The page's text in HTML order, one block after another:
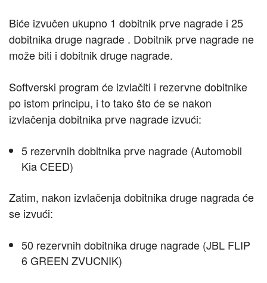
Biće izvučen ukupno 1 dobitnik prve nagrade i 25
dobitnika druge nagrade . Dobitnik prve nagrade ne
može biti i dobitnik druge nagrade.
Softverski program će izvlačiti i rezervne dobitnike
po istom principu, i to tako što će se nakon
izvlačenja dobitnika prve nagrade izvući:
5 rezervnih dobitnika prve nagrade (Automobil
Kia CEED)
Zatim, nakon izvlačenja dobitnika druge nagrada će
se izvući:
50 rezervnih dobitnika druge nagrade (JBL FLIP
6 GREEN ZVUCNIK)